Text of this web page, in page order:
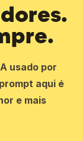
usado por
aqui é
e mais